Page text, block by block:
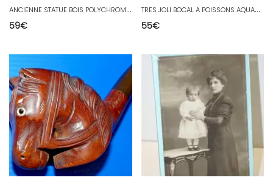
A
NCIENNE STATUE BOIS POLYCHROME ASIE CHINE HOMME XIX/XXe collection BOUDDHA
59€
T
RES JOLI BOCAL A POISSONS AQUARIUM en VERRE Soufflé Moderniste XXe déco design
55€